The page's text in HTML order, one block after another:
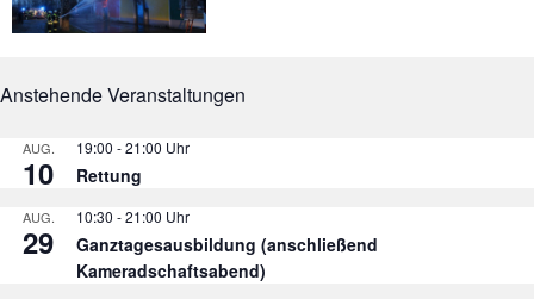
Anstehende Veranstaltungen
AUG.
10
19:00 -21:00
Rettung
AUG.
29
10:30 -21:00
Ganztagesausbildung (anschließend
Kameradschaftsabend)